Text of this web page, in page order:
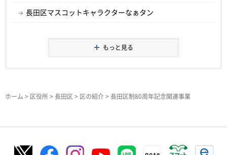
長田区マスコットキャラクターなぁタン
もっと見る
ホーム > 区役所> 長田区> 区の紹介> 長田区制80周年記念関連事業